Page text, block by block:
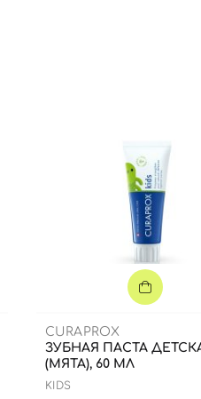
CURAPROX
ЗУБНАЯ ПАСТА
(МЯТА), 60 МЛ
KIDS
Войти с помощью e-